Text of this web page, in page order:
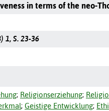
in terms of the neo-
1, S. 23-36
; Religionserziehung;
; Geistige Entwicklung;